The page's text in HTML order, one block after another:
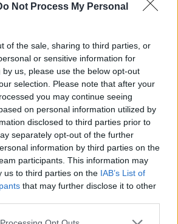
Not Process My Personal
of the sale, sharing to third parties, or
or sensitive information for
us, please use the below opt-out
selection. Please note that after your
you may continue seeing
on personal information utilized by
disclosed to third parties prior to
separately opt-out of the further
information by third parties on the
participants. This information may
us to third parties on the IAB’s List of
that may further disclose it to other
website/app uses one or more Google
interiéru,
masívne
Prečo klasická
potrubia v
ako to vyriešiť